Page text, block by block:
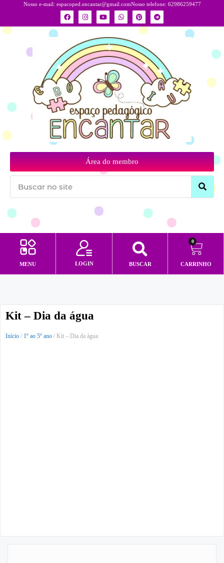
Nosso e-mail: espacoped.encantar@gmail.comNosso telefone: 62986259477
Área do membro
MENU LOGIN BUSCAR
0
CARRINHO
Kit – Dia da água
Início / 1º ao 5º ano / Kit – Dia da água